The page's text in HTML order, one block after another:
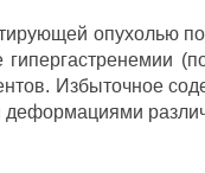
опухолью
Избыточное